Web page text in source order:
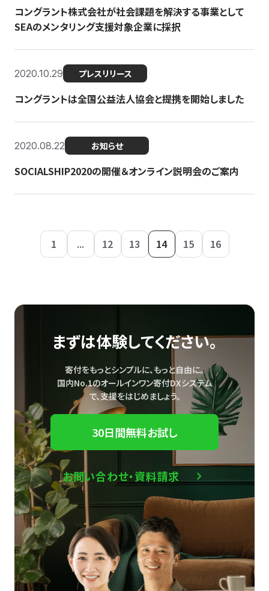
コングラント株式会社が社会課題を解決する事業として
SEAのメンタリング支援対象企業に採択
2020.10.29 プレスリリース
コングラントは全国公益法人協会と提携を開始しました
2020.08.22 お知らせ
SOCIALSHIP2020の開催＆オンライン説明会のご案内
1 ... 12 13 14 15 16
まずは体験してください。
寄付をもっとシンプルに、もっと自由に。
国内No.1のオールインワン寄付DXシステム
で、支援をはじめましょう。
30日間無料お試し
お問い合わせ・資料請求